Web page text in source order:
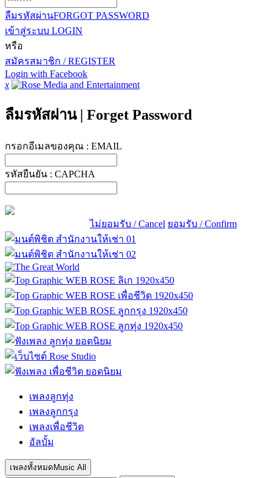
ลืมรหัสผ่านFORGOT PASSWORD
เข้าสู่ระบบ LOGIN
หรือ
สมัครสมาชิก / REGISTER
Login with Facebook
x
ลืมรหัสผ่าน | Forget Password
กรอกอีเมลของคุณ : EMAIL
รหัสยืนยัน : CAPCHA
ไม่ยอมรับ / Cancel ยอมรับ / Confirm
เพลงลูกทุ่ง
เพลงลูกกรุง
เพลงเพื่อชีวิต
อัลบั้ม
เพลงทั้งหมด Music All